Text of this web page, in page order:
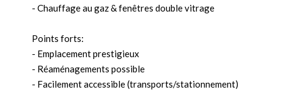
- Chauffage au gaz & fenêtres double vitrage
Points forts:
- Emplacement prestigieux
- Réaménagements possible
- Facilement accessible (transports/stationnement)